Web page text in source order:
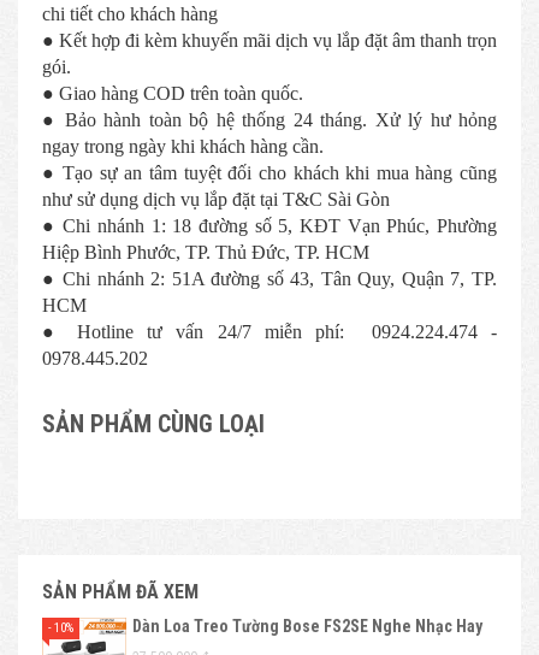
chi tiết cho khách hàng
● Kết hợp đi kèm khuyến mãi dịch vụ lắp đặt âm thanh trọn
gói.
● Giao hàng COD trên toàn quốc.
● Bảo hành toàn bộ hệ thống 24 tháng. Xử lý hư hỏng
ngay trong ngày khi khách hàng cần.
● Tạo sự an tâm tuyệt đối cho khách khi mua hàng cũng
như sử dụng dịch vụ lắp đặt tại T&C Sài Gòn
● Chi nhánh 1: 18 đường số 5, KĐT Vạn Phúc, Phường
Hiệp Bình Phước, TP. Thủ Đức, TP. HCM
● Chi nhánh 2: 51A đường số 43, Tân Quy, Quận 7, TP.
HCM
● Hotline tư vấn 24/7 miễn phí: 0924.224.474 -
0978.445.202
SẢN PHẨM CÙNG LOẠI
SẢN PHẨM ĐÃ XEM
Dàn Loa Treo Tường Bose FS2SE Nghe Nhạc Hay
- 10%